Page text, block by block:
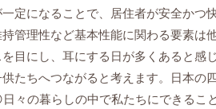
定になることで、居住者が安全かつ
管理性など基本性能に関わる要素は
目にし、耳にする日が多くあると感じ
たちへつながると考えます。日本の
々の暮らしの中で私たちにできるこ